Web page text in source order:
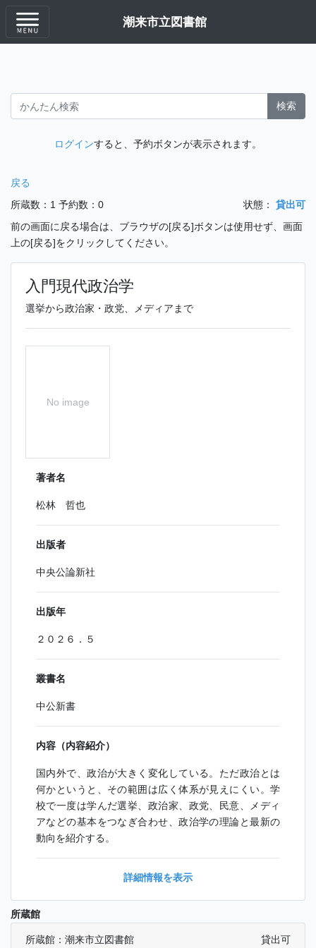
潮来市立図書館
検索
ログインすると、予約ボタンが表示されます。
戻る
所蔵数：1 予約数：0 状態：
貸出可
前の画面に戻る場合は、ブラウザの[戻る]ボタンは使用せず、画面
上の[戻る]をクリックしてください。
入門現代政治学
選挙から政治家・政党、メディアまで
No image
著者名
松林 哲也
出版者
中央公論新社
出版年
２０２６．５
叢書名
中公新書
内容（内容紹介）
国内外で、政治が大きく変化している。ただ政治とは
何かというと、その範囲は広く体系が見えにくい。学
校で一度は学んだ選挙、政治家、政党、民意、メディ
アなどの基本をつなぎ合わせ、政治学の理論と最新の
動向を紹介する。
詳細情報を表示
所蔵館
所蔵館：潮来市立図書館 貸出可